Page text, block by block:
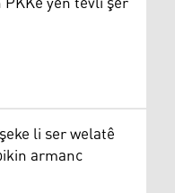
li ser welatê
armanc